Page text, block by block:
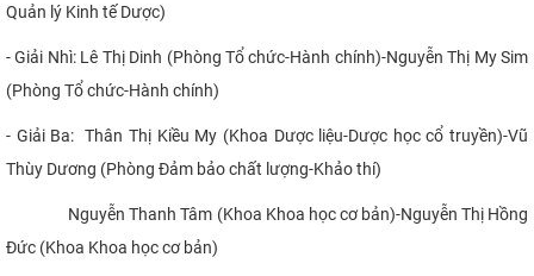
Quản lý Kinh tế Dược)
- Giải Nhì: Lê Thị Dinh (Phòng Tổ chức-Hành chính)-Nguyễn Thị My Sim
(Phòng Tổ chức-Hành chính)
- Giải Ba: Thân Thị Kiều My (Khoa Dược liệu-Dược học cổ truyền)-Vũ
Thùy Dương (Phòng Đảm bảo chất lượng-Khảo thí)
Nguyễn Thanh Tâm (Khoa Khoa học cơ bản)-Nguyễn Thị Hồng
Đức (Khoa Khoa học cơ bản)